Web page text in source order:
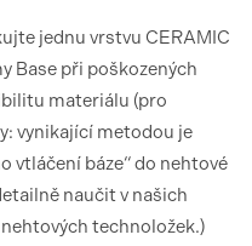
jednu vrstvu CERAMIC
Base při poškozených
materiálu (pro
vynikající metodou je
vtláčení báze“ do nehtové
naučit v našich
technoložek.)